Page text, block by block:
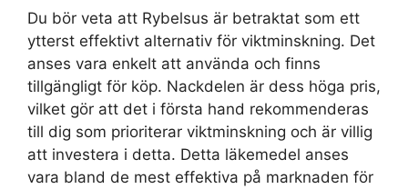
Du bör veta att Rybelsus är betraktat som ett
ytterst effektivt alternativ för viktminskning. Det
anses vara enkelt att använda och finns
tillgängligt för köp. Nackdelen är dess höga pris,
vilket gör att det i första hand rekommenderas
till dig som prioriterar viktminskning och är villig
att investera i detta. Detta läkemedel anses
vara bland de mest effektiva på marknaden för